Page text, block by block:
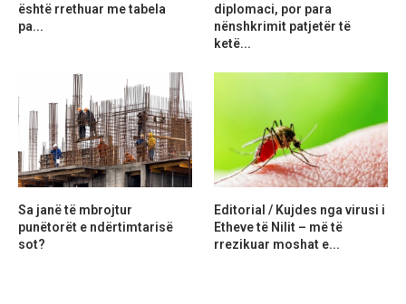
është rrethuar me tabela
pa...
diplomaci, por para
nënshkrimit patjetër të
ketë...
Sa janë të mbrojtur
punëtorët e ndërtimtarisë
sot?
Editorial / Kujdes nga virusi i
Etheve të Nilit – më të
rrezikuar moshat e...